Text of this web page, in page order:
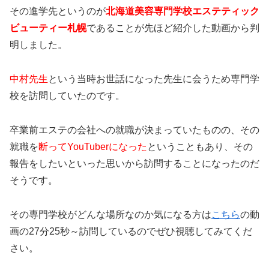
その進学先というのが北海道美容専門学校エステティック
ビューティー札幌であることが先ほど紹介した動画から判
明しました。
中村先生という当時お世話になった先生に会うため専門学
校を訪問していたのです。
卒業前エステの会社への就職が決まっていたものの、その
就職を断ってYouTuberになった ということもあり、その
報告をしたいといった思いから訪問することになったのだ
そうです。
その専門学校がどんな場所なのか気になる方はこちらの動
画の27分25秒～訪問しているのでぜひ視聴してみてくだ
さい。